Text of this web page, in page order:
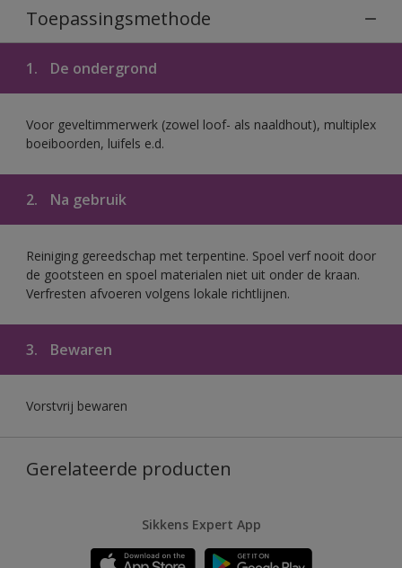
Toepassingsmethode
1. De ondergrond
Voor geveltimmerwerk (zowel loof- als naaldhout), multiplex
boeiboorden, luifels e.d.
2. Na gebruik
Reiniging gereedschap met terpentine. Spoel verf nooit door
de gootsteen en spoel materialen niet uit onder de kraan.
Verfresten afvoeren volgens lokale richtlijnen.
3. Bewaren
Vorstvrij bewaren
Gerelateerde producten
Sikkens Expert App